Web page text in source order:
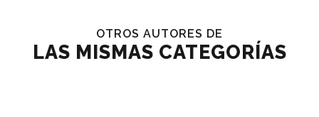
OTROS AUTORES DE
LAS MISMAS CATEGORÍAS